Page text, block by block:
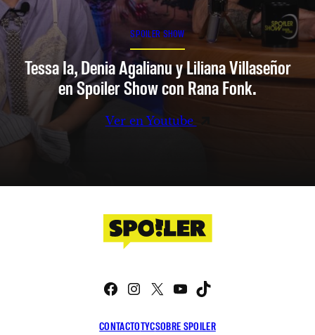
SPOILER SHOW
Tessa Ia, Denia Agalianu y Liliana Villaseñor
en Spoiler Show con Rana Fonk.
Ver en Youtube
CONTACTOTYCSOBRE SPOILER
Facebook
Instagram
X YouTube